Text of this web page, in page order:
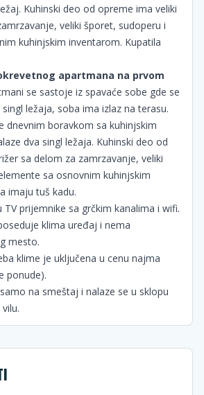
Kuhinski deo od opreme ima veliki
veliki šporet, sudoperu i
kuhinjskim inventarom. Kupatila
apartmana na prvom
se sastoje iz spavaće sobe gde se
ležaja, soba ima izlaz na terasu.
dnevnim boravkom sa kuhinjskim
dva singl ležaja. Kuhinski deo od
sa delom za zamrzavanje, veliki
sa osnovnim kuhinjskim
imaju tuš kadu.
prijemnike sa grčkim kanalima i wifi.
klima uređaj i nema
mesto.
klime je uključena u cenu najma
ponude).
na smeštaj i nalaze se u sklopu